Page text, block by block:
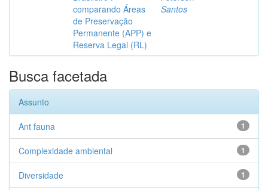
comparando Áreas
de Preservação
Permanente (APP) e
Reserva Legal (RL)
Santos
Busca facetada
Assunto
1
Ant fauna
1
Complexidade ambiental
1
Diversidade